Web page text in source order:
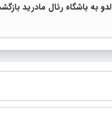
به باشگاه رئال مادرید